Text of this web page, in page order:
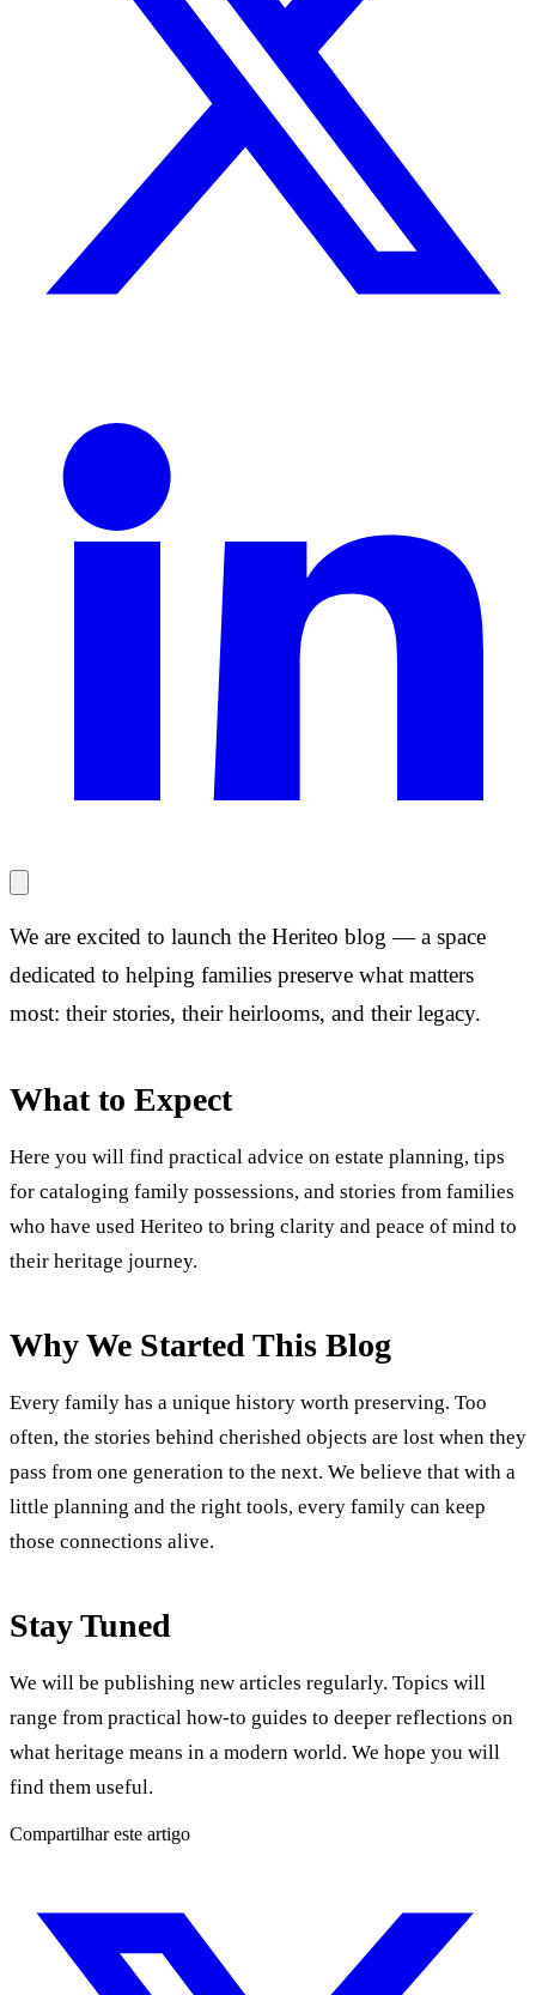
We are excited to launch the Heriteo blog — a space
dedicated to helping families preserve what matters
most: their stories, their heirlooms, and their legacy.
What to Expect
Here you will find practical advice on estate planning, tips
for cataloging family possessions, and stories from families
who have used Heriteo to bring clarity and peace of mind to
their heritage journey.
Why We Started This Blog
Every family has a unique history worth preserving. Too
often, the stories behind cherished objects are lost when they
pass from one generation to the next. We believe that with a
little planning and the right tools, every family can keep
those connections alive.
Stay Tuned
We will be publishing new articles regularly. Topics will
range from practical how-to guides to deeper reflections on
what heritage means in a modern world. We hope you will
find them useful.
Compartilhar este artigo